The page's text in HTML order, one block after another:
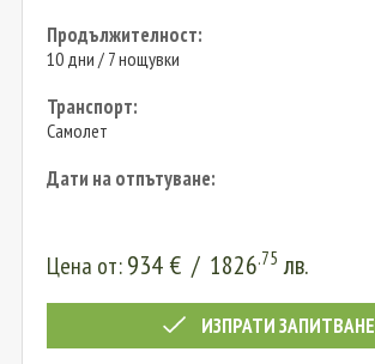
Продължителност:
10 дни / 7 нощувки
Транспорт:
Самолет
Дати на отпътуване:
Цена от:934 € / 1826.75 лв.
ИЗПРАТИ ЗАПИТВАНЕ